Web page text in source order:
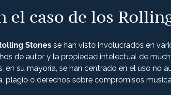
el caso de los
Stones se han visto involucrados en
de autor y la propiedad intelectual de
en su mayoría, se han centrado en el uso no
plagio o derechos sobre compromisos